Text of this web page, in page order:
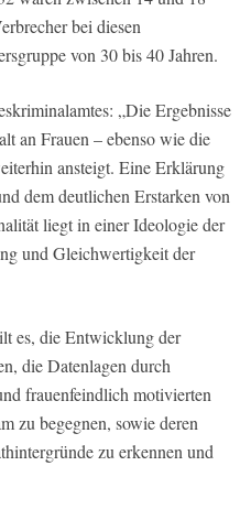
bei diesen
von 30 bis 40 Jahren.
„Die Ergebnisse
an Frauen – ebenso wie die
ansteigt. Eine Erklärung
dem deutlichen Erstarken von
liegt in einer Ideologie der
und Gleichwertigkeit der
es, die Entwicklung der
die Datenlagen durch
frauenfeindlich motivierten
zu begegnen, sowie deren
zu erkennen und